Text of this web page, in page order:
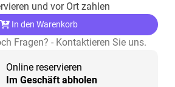
und vor Ort zahlen
In den Warenkorb
Fragen? - Kontaktieren Sie uns.
Online reservieren
Im Geschäft abholen